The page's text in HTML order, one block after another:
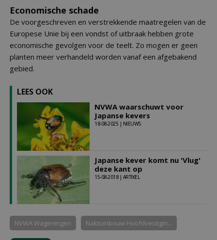
Economische schade
De voorgeschreven en verstrekkende maatregelen van de
Europese Unie bij een vondst of uitbraak hebben grote
economische gevolgen voor de teelt. Zo mogen er geen
planten meer verhandeld worden vanaf een afgebakend
gebied.
LEES OOK
NVWA waarschuwt voor
Japanse kevers
18-08-2025 | NIEUWS
Japanse kever komt nu 'Vlug'
deze kant op
15-08-2018 | ARTIKEL
NVWA Wageningen Naktuinbouw Hoofdvestigin...